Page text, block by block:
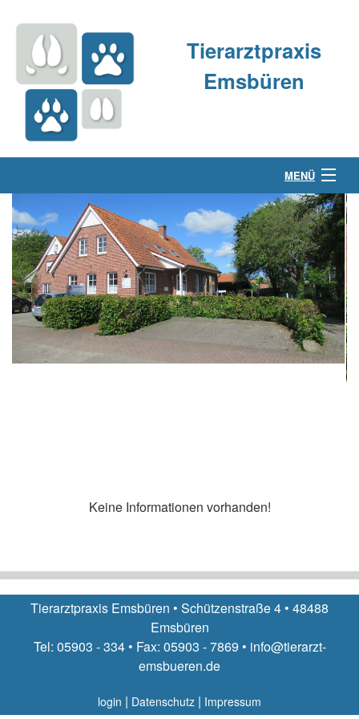
Tierarztpraxis
Emsbüren
MENÜ
Über uns
Kleintierpraxis
Großtierpraxis
Kontakt & Anfahrt
Keine Informationen vorhanden!
Tierarztpraxis Emsbüren • Schützenstraße 4 • 48488
Emsbüren
Tel: 05903 - 334 • Fax: 05903 - 7869 • info@tierarzt-
emsbueren.de
login | Datenschutz | Impressum